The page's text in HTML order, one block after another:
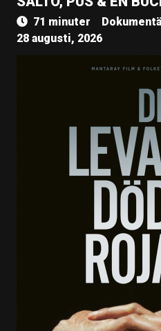
71 minuter
28 augusti, 2026